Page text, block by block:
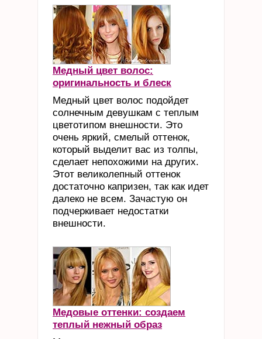
Медный цвет волос:
оригинальность и блеск
Медный цвет волос подойдет
солнечным девушкам с теплым
цветотипом внешности. Это
очень яркий, смелый оттенок,
который выделит вас из толпы,
сделает непохожими на других.
Этот великолепный оттенок
достаточно капризен, так как идет
далеко не всем. Зачастую он
подчеркивает недостатки
внешности.
Медовые оттенки: создаем
теплый нежный образ